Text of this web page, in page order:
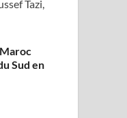
Tazi,
Sud en